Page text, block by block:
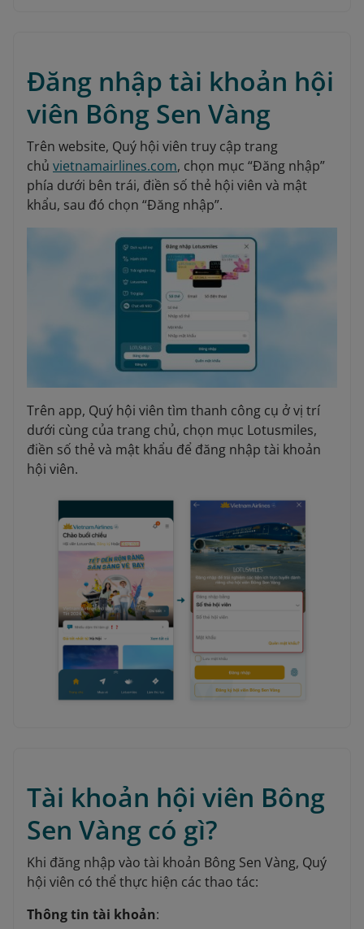
Đăng nhập tài khoản hội
viên Bông Sen Vàng
Trên website, Quý hội viên truy cập trang
chủ vietnamairlines.com, chọn mục “Đăng nhập”
phía dưới bên trái, điền số thẻ hội viên và mật
khẩu, sau đó chọn “Đăng nhập”.
Trên app, Quý hội viên tìm thanh công cụ ở vị trí
dưới cùng của trang chủ, chọn mục Lotusmiles,
điền số thẻ và mật khẩu để đăng nhập tài khoản
hội viên.
Tài khoản hội viên Bông
Sen Vàng có gì?
Khi đăng nhập vào tài khoản Bông Sen Vàng, Quý
hội viên có thể thực hiện các thao tác:
Thông tin tài khoản: